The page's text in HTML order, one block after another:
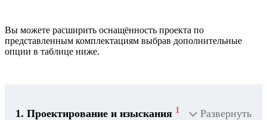
Вы можете расширить оснащённость проекта по
представленным комплектациям выбрав дополнительные
опции в таблице ниже.
1. Проектирование и изыскания 1 Развернуть